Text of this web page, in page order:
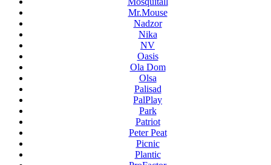
Mr.Mouse
Nadzor
Nika
NV
Oasis
Ola Dom
Olsa
Palisad
PalPlay
Park
Patriot
Peter Peat
Picnic
Plantic